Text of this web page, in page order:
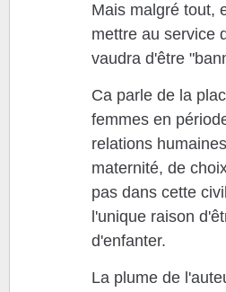
Mais malgré tout,
mettre au service
vaudra d'être
Ca parle de la
femmes en
relations
maternité, de
pas dans cette
l'unique raison
d'enfanter.
La plume de